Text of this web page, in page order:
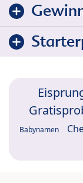
Babynamen